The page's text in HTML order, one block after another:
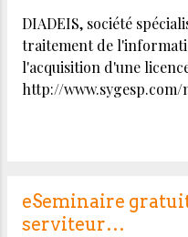
associés aux fiches de
l’intégrité des données
opérationnelle. La
s’est encore développée
et 7000. Un certain
DIADEIS, société
traitement de
l'acquisition d'une
http://www.sygesp.com/
eSeminaire
serviteur…